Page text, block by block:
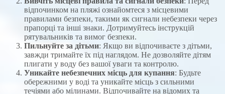
відпочинком на пляжі ознайомтеся з місцевими
правилами безпеки, такими як сигнали небезпеки через
прапорці та інші знаки. Дотримуйтесь інструкцій
рятувальників та вимог безпеки.
Пильнуйте за дітьми: Якщо ви відпочиваєте з дітьми,
завжди тримайте їх під наглядом. Не дозволяйте дітям
плигати у воду без вашої уваги та контролю.
Уникайте небезпечних місць для купання: Будьте
обережними у воді та уникайте місць з сильними
течіями або мілинами. Відпочивайте на відомих та